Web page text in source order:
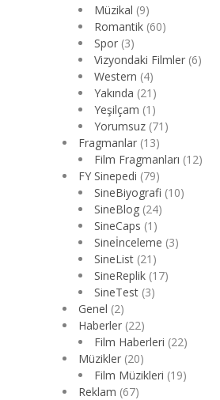
Müzikal (9)
Romantik (60)
Spor (3)
Vizyondaki Filmler (6)
Western (4)
Yakında (21)
Yeşilçam (1)
Yorumsuz (71)
Fragmanlar (13)
Film Fragmanları (12)
FY Sinepedi (79)
SineBiyografi (10)
SineBlog (24)
SineCaps (1)
Sineİnceleme (3)
SineList (21)
SineReplik (17)
SineTest (3)
Genel (2)
Haberler (22)
Film Haberleri (22)
Müzikler (20)
Film Müzikleri (19)
Reklam (67)